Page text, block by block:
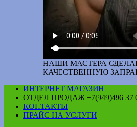
НАШИ МАСТЕРА
КАЧЕСТВЕННУЮ
ИНТЕРНЕТ МАГАЗИН
ОТДЕЛ ПРОДАЖ +7(949)496 37
КОНТАКТЫ
ПРАЙС НА УСЛУГИ